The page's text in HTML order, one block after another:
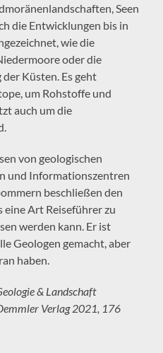
Seen
die Entwicklungen bis in
wie die
oder die
Küsten. Es geht
um Rohstoffe und
auch um die
von geologischen
und Informationszentren
beschließen den
eine Art Reiseführer zu
werden kann. Er ist
Geologen gemacht, aber
haben.
& Landschaft
Verlag 2021, 176